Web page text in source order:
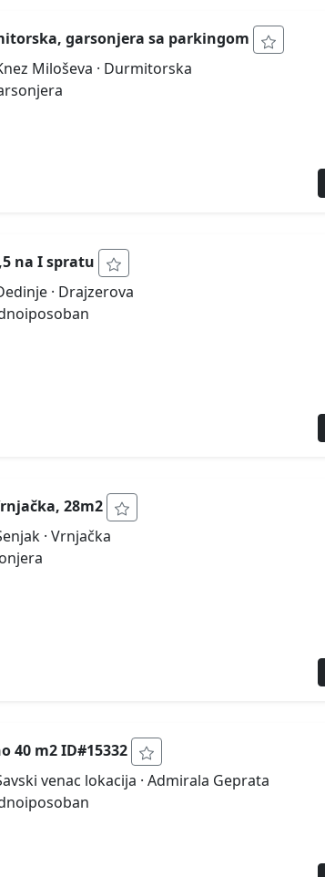
garsonjera sa parkingom
Miloševa · Durmitorska
na I spratu
· Drajzerova
28m2
· Vrnjačka
40 m2 ID#15332
venac lokacija · Admirala Geprata